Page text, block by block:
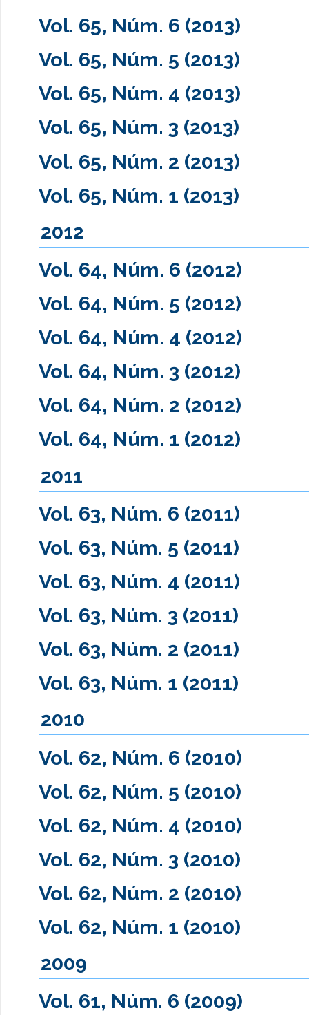
Vol. 65, Núm. 6 (2013)
Vol. 65, Núm. 5 (2013)
Vol. 65, Núm. 4 (2013)
Vol. 65, Núm. 3 (2013)
Vol. 65, Núm. 2 (2013)
Vol. 65, Núm. 1 (2013)
2012
Vol. 64, Núm. 6 (2012)
Vol. 64, Núm. 5 (2012)
Vol. 64, Núm. 4 (2012)
Vol. 64, Núm. 3 (2012)
Vol. 64, Núm. 2 (2012)
Vol. 64, Núm. 1 (2012)
2011
Vol. 63, Núm. 6 (2011)
Vol. 63, Núm. 5 (2011)
Vol. 63, Núm. 4 (2011)
Vol. 63, Núm. 3 (2011)
Vol. 63, Núm. 2 (2011)
Vol. 63, Núm. 1 (2011)
2010
Vol. 62, Núm. 6 (2010)
Vol. 62, Núm. 5 (2010)
Vol. 62, Núm. 4 (2010)
Vol. 62, Núm. 3 (2010)
Vol. 62, Núm. 2 (2010)
Vol. 62, Núm. 1 (2010)
2009
Vol. 61, Núm. 6 (2009)